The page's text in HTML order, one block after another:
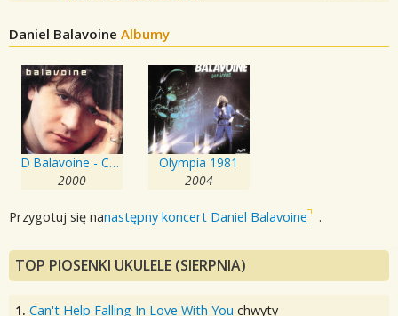
Daniel Balavoine Albumy
D Balavoine - CD Story
2000
Olympia 1981
2004
Przygotuj się nanastępny koncert Daniel Balavoine .
TOP PIOSENKI UKULELE (SIERPNIA)
1. Can't Help Falling In Love With You chwyty